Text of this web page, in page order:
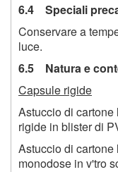
6.4 Speciali
Conservare a
luce.
6.5 Natura e
Capsule rigide
Astuccio di
rigide in blister di
Astuccio di
monodose in v'tro